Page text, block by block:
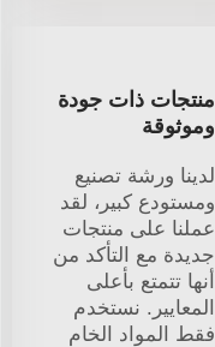
منتجات ذات جودة
وموثوقة
لدينا ورشة تصنيع
ومستودع كبير، لقد
عملنا على منتجات
جديدة مع التأكد من
أنها تتمتع بأعلى
المعايير. نستخدم
فقط المواد الخام